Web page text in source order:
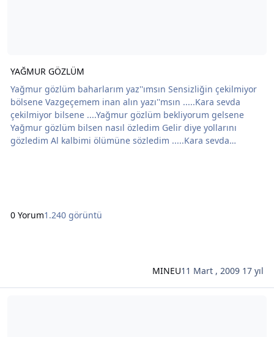
YAĞMUR GÖZLÜM
Yağmur gözlüm baharlarım yaz''ımsın Sensizliğin çekilmiyor
bölsene Vazgeçemem inan alın yazı''msın .....Kara sevda
çekilmiyor bilsene ....Yağmur gözlüm bekliyorum gelsene
Yağmur gözlüm bilsen nasıl özledim Gelir diye yollarını
gözledim Al kalbimi ölümüne sözledim .....Kara sevda
0 Yorum1.240 görüntü
MINEU11 Mart , 2009 17 yıl